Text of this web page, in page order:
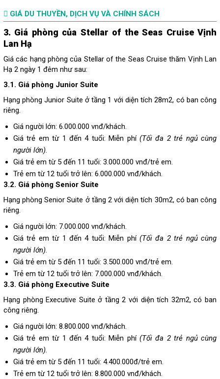
GIÁ DU THUYỀN, DỊCH VỤ VÀ CHÍNH SÁCH
3. Giá phòng của Stellar of the Seas Cruise Vịnh
Lan Hạ
Giá các hạng phòng của Stellar of the Seas Cruise thăm Vịnh Lan
Hạ 2 ngày 1 đêm như sau:
3.1. Giá phòng Junior Suite
Hạng phòng Junior Suite ở tầng 1 với diện tích 28m2, có ban công
riêng.
Giá người lớn: 6.000.000 vnđ/khách.
Giá trẻ em từ 1 đến 4 tuổi: Miễn phí (Tối đa 2 trẻ ngủ cùng
người lớn).
Giá trẻ em từ 5 đến 11 tuổi: 3.000.000 vnđ/trẻ em.
Trẻ em từ 12 tuổi trở lên: 6.000.000 vnđ/khách.
3.2. Giá phòng Senior Suite
Hạng phòng Senior Suite ở tầng 2 với diện tích 30m2, có ban công
riêng.
Giá người lớn: 7.000.000 vnđ/khách.
Giá trẻ em từ 1 đến 4 tuổi: Miễn phí (Tối đa 2 trẻ ngủ cùng
người lớn).
Giá trẻ em từ 5 đến 11 tuổi: 3.500.000 vnđ/trẻ em.
Trẻ em từ 12 tuổi trở lên: 7.000.000 vnđ/khách.
3.3. Giá phòng Executive Suite
Hạng phòng Executive Suite ở tầng 2 với diện tích 32m2, có ban
công riêng.
Giá người lớn: 8.800.000 vnđ/khách.
Giá trẻ em từ 1 đến 4 tuổi: Miễn phí (Tối đa 2 trẻ ngủ cùng
người lớn).
Giá trẻ em từ 5 đến 11 tuổi: 4.400.000đ/trẻ em.
Trẻ em từ 12 tuổi trở lên: 8.800.000 vnđ/khách.